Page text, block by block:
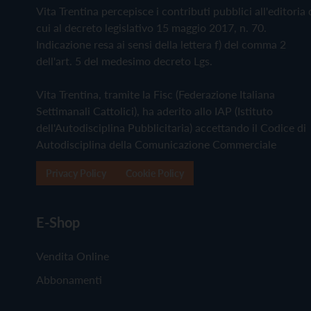
Vita Trentina percepisce i contributi pubblici all'editoria
cui al decreto legislativo 15 maggio 2017, n. 70.
Indicazione resa ai sensi della lettera f) del comma 2
dell'art. 5 del medesimo decreto Lgs.
Vita Trentina, tramite la Fisc (Federazione Italiana
Settimanali Cattolici), ha aderito allo IAP (Istituto
dell'Autodisciplina Pubblicitaria) accettando il Codice di
Autodisciplina della Comunicazione Commerciale
E-Shop
Vendita Online
Abbonamenti